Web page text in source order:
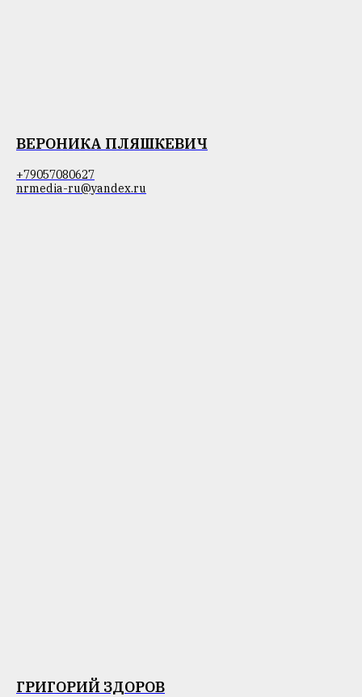
ВЕРОНИКА ПЛЯШКЕВИЧ
+79057080627
nrmedia-ru@yandex.ru
ГРИГОРИЙ ЗДОРОВ